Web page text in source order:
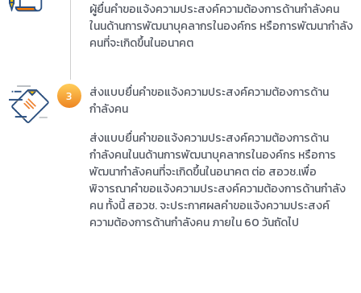
ผู้ยื่นคำขอแจ้งความประสงค์ความต้องการด้านกำลังคน
ในนด้านการพัฒนาบุคลากรในองค์กร หรือการพัฒนากำลัง
คนที่จะเกิดขึ้นในอนาคต
3
ส่งแบบยื่นคำขอแจ้งความประสงค์ความต้องการด้าน
กำลังคน
ส่งแบบยื่นคำขอแจ้งความประสงค์ความต้องการด้าน
กำลังคนในนด้านการพัฒนาบุคลากรในองค์กร หรือการ
พัฒนากำลังคนที่จะเกิดขึ้นในอนาคต ต่อ สอวช.เพื่อ
พิจารณาคำขอแจ้งความประสงค์ความต้องการด้านกำลัง
คน ทั้งนี้ สอวช. จะประกาศผลคำขอแจ้งความประสงค์
ความต้องการด้านกำลังคน ภายใน 60 วันถัดไป